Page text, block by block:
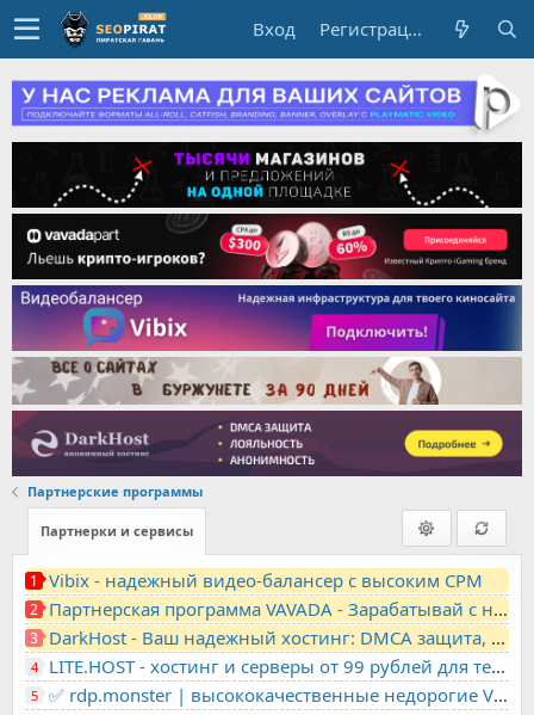
Вход Регистрация
Партнерские программы
Партнерки и сервисы
1 Vibix - надежный видео-балансер с высоким CPM
2 Партнерская программа VAVADA - Зарабатывай с нами!
3 DarkHost - Ваш надежный хостинг: DMCA защита, лояльность, анонимность
4 LITE.HOST - хостинг и серверы от 99 рублей для тех, кто любит не переплачивать. Доступ по SSH, поддержка PHP, GIT, COMPOSER, сертификаты Let's Encrypt
5 ✅ rdp.monster | высококачественные недорогие VPS, RDP - выделенные серверы